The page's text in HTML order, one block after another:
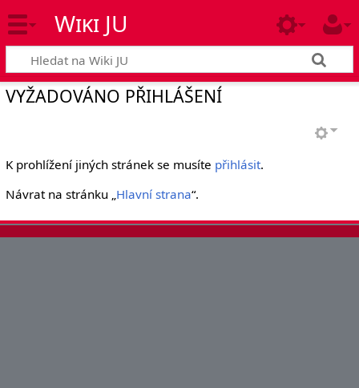
Wiki JU
VYŽADOVÁNO PŘIHLÁŠENÍ
K prohlížení jiných stránek se musíte přihlásit.
Návrat na stránku „Hlavní strana“.